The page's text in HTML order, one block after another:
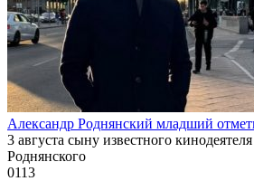
Александр Роднянский младший
3 августа сыну известного
Роднянского
0113